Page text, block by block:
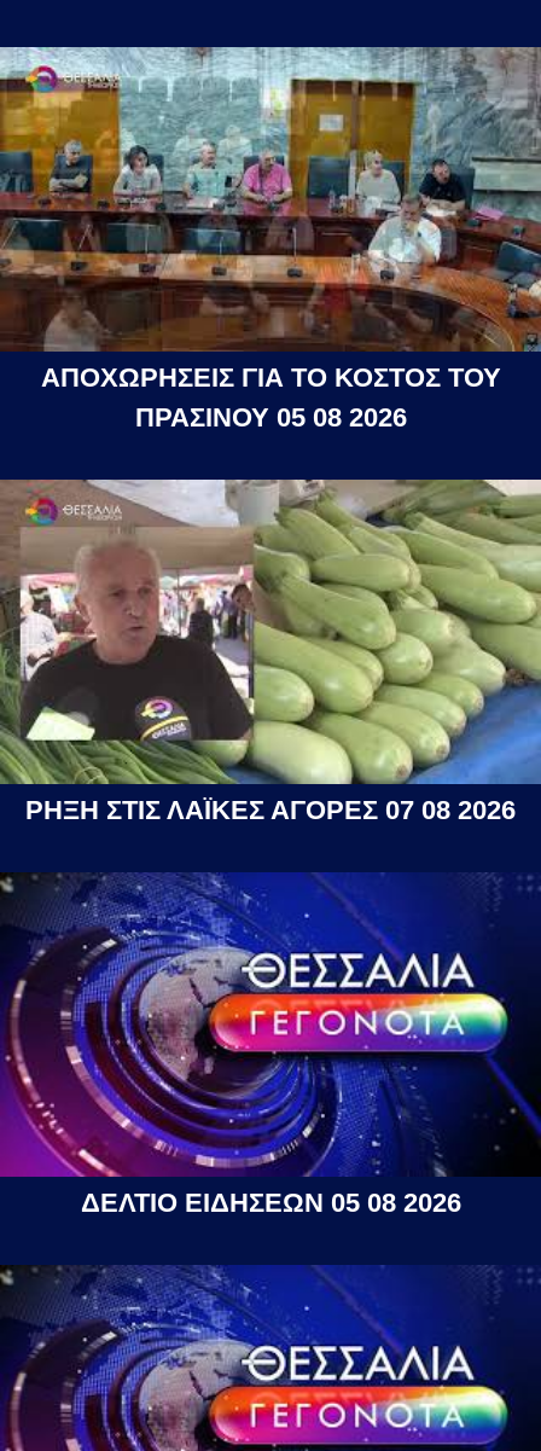
ΑΠΟΧΩΡΗΣΕΙΣ ΓΙΑ ΤΟ ΚΟΣΤΟΣ ΤΟΥ
ΠΡΑΣΙΝΟΥ 05 08 2026
ΡΗΞΗ ΣΤΙΣ ΛΑΪΚΕΣ ΑΓΟΡΕΣ 07 08 2026
ΔΕΛΤΙΟ ΕΙΔΗΣΕΩΝ 05 08 2026